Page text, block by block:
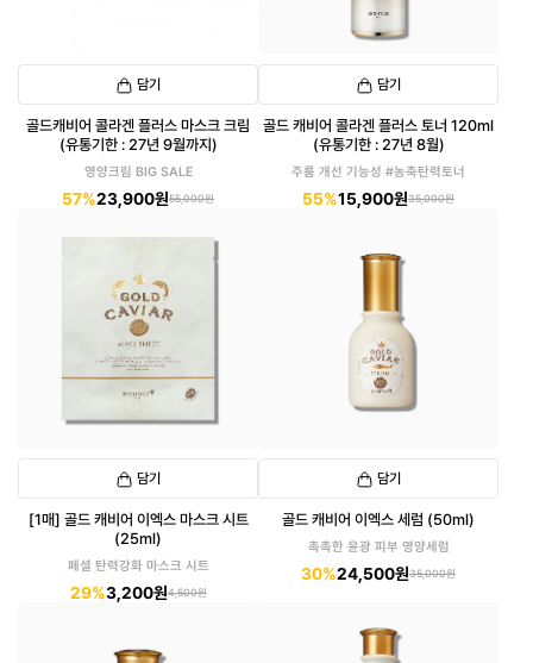
담기
골드캐비어 콜라겐 플러스 마스크 크림
(유통기한 : 27년 9월까지)
영양크림 BIG SALE
57%23,900원55,000원
담기
골드 캐비어 콜라겐 플러스 토너 120ml
(유통기한 : 27년 8월)
주룸 개선 기능성 #농축탄력토너
55%15,900원35,000원
담기
[1매] 골드 캐비어 이엑스 마스크 시트
(25ml)
페셜 탄력강화 마스크 시트
29%3,200원4,500원
담기
골드 캐비어 이엑스 세럼 (50ml)
촉촉한 윤광 피부 영양세럼
30%24,500원35,000원